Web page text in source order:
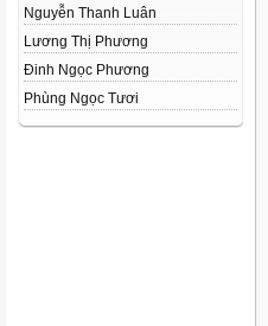
Nguyễn Thanh Luân
Lương Thị Phương
Đinh Ngọc Phương
Phùng Ngọc Tươi